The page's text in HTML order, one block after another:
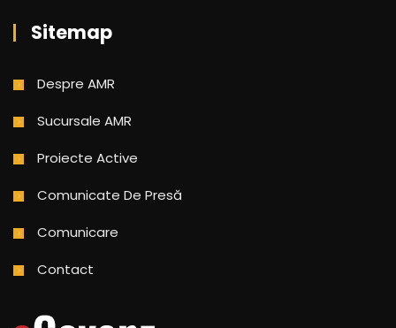
Sitemap
Despre AMR
Sucursale AMR
Proiecte Active
Comunicate De Presă
Comunicare
Contact